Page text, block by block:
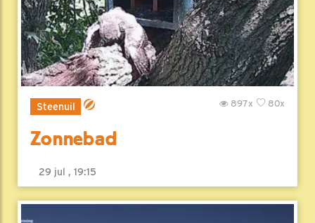
Steenuil 80x
897x
Zonnebad
29 jul , 19:15